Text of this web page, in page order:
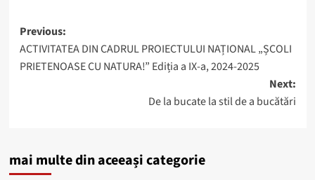
Post
navigation
Previous:
ACTIVITATEA DIN CADRUL PROIECTULUI NAȚIONAL „ȘCOLI
PRIETENOASE CU NATURA!” Ediția a IX-a, 2024-2025
Next:
De la bucate la stil de a bucătări
mai multe din aceeași categorie